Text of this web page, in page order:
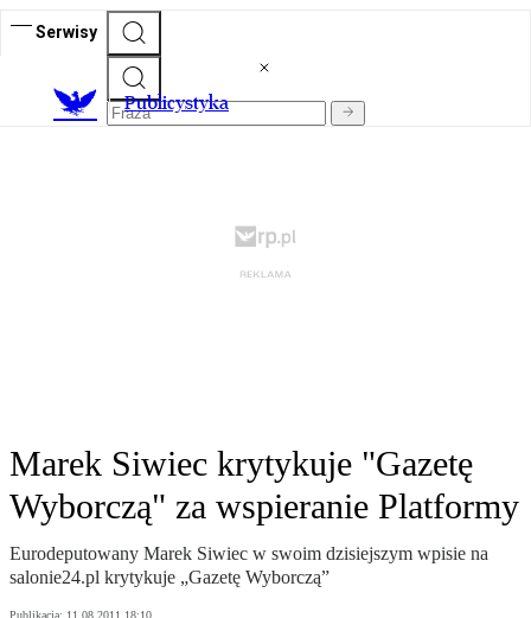
Serwisy
Publicystyka
Marek Siwiec krytykuje "Gazetę
Wyborczą" za wspieranie Platformy
Eurodeputowany Marek Siwiec w swoim dzisiejszym wpisie na
salonie24.pl krytykuje „Gazetę Wyborczą”
Publikacja: 11.08.2011 18:10